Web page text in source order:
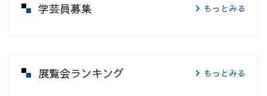
学芸員募集 もっとみる
展覧会ランキング もっとみる